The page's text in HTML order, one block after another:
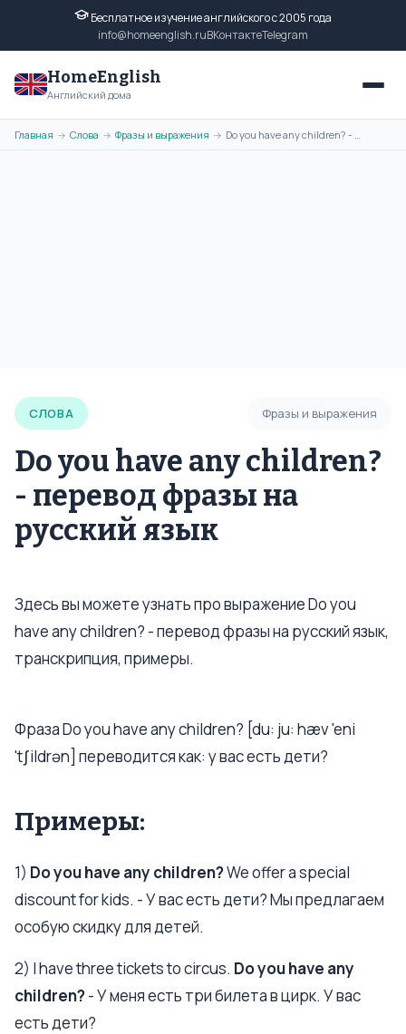
Бесплатное изучение английского с 2005 года
info@homeenglish.ruВКонтактеTelegram
HomeEnglish
Английский дома
Главная → Слова → Фразы и выражения → Do you have any children? - перевод фразы на русский язык
СЛОВА Фразы и выражения
Do you have any children?
- перевод фразы на
русский язык
Здесь вы можете узнать про выражение Do you
have any children? - перевод фразы на русский язык,
транскрипция, примеры.
Фраза Do you have any children? [du: ju: hæv 'eni
'tʃildrən] переводится как: у вас есть дети?
Примеры:
1) Do you have any children?We offer a special
discount for kids. - У вас есть дети? Мы предлагаем
особую скидку для детей.
2) I have three tickets to circus. Do you have any
children?- У меня есть три билета в цирк. У вас
есть дети?